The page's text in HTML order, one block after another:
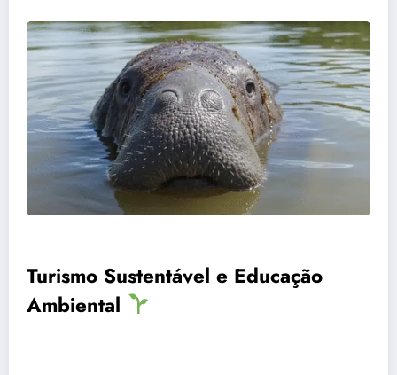
Turismo Sustentável e Educação
Ambiental